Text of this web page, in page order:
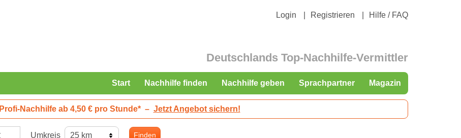
Login Registrieren Hilfe / FAQ
Deutschlands Top-Nachhilfe-Vermittler
Start Nachhilfe finden Nachhilfe geben Sprachpartner Magazin
Profi-Nachhilfe ab 4,50 € pro Stunde* – Jetzt Angebot sichern!
Umkreis Finden